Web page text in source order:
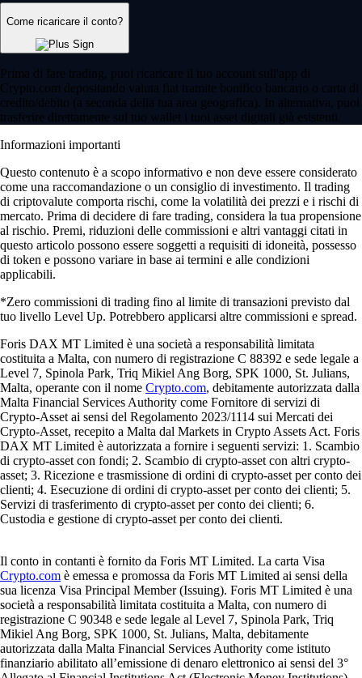
Come ricaricare il conto?
Prima di fare trading, puoi ricaricare il tuo account sull'app di
Crypto.com depositando valuta fiat tramite bonifico bancario o carta di
credito/debito (a seconda della tua area geografica). In alternativa, puoi
trasferire direttamente sul tuo wallet i tuoi asset digitali già esistenti.
Informazioni importanti
Questo contenuto è a scopo informativo e non deve essere considerato
come una raccomandazione o un consiglio di investimento. Il trading
di criptovalute comporta rischi, come la volatilità dei prezzi e i rischi di
mercato. Prima di decidere di fare trading, considera la tua propensione
al rischio. Premi, riduzioni delle commissioni e altri vantaggi citati in
questo articolo possono essere soggetti a requisiti di idoneità, possesso
di token e possono variare in base ai termini e alle condizioni
applicabili.
*Zero commissioni di trading fino al limite di transazioni previsto dal
tuo livello Level Up. Potrebbero applicarsi altre commissioni e spread.
Foris DAX MT Limited è una società a responsabilità limitata
costituita a Malta, con numero di registrazione C 88392 e sede legale a
Level 7, Spinola Park, Triq Mikiel Ang Borg, SPK 1000, St. Julians,
Malta, operante con il nome Crypto.com, debitamente autorizzata dalla
Malta Financial Services Authority come Fornitore di servizi di
Crypto-Asset ai sensi del Regolamento 2023/1114 sui Mercati dei
Crypto-Asset, recepito a Malta dal Markets in Crypto Assets Act. Foris
DAX MT Limited è autorizzata a fornire i seguenti servizi: 1. Scambio
di crypto-asset con fondi; 2. Scambio di crypto-asset con altri crypto-
asset; 3. Ricezione e trasmissione di ordini di crypto-asset per conto dei
clienti; 4. Esecuzione di ordini di crypto-asset per conto dei clienti; 5.
Servizi di trasferimento di crypto-asset per conto dei clienti; 6.
Custodia e gestione di crypto-asset per conto dei clienti.
Il conto in contanti è fornito da Foris MT Limited. La carta Visa
Crypto.com è emessa e promossa da Foris MT Limited ai sensi della
sua licenza Visa Principal Member (Issuing). Foris MT Limited è una
società a responsabilità limitata costituita a Malta, con numero di
registrazione C 90348 e sede legale al Level 7, Spinola Park, Triq
Mikiel Ang Borg, SPK 1000, St. Julians, Malta, debitamente
autorizzata dalla Malta Financial Services Authority come istituto
finanziario abilitato all’emissione di denaro elettronico ai sensi del 3°